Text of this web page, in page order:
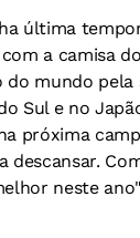
última
a camisa
do mundo pela
Sul e no
próxima
descansar.
neste